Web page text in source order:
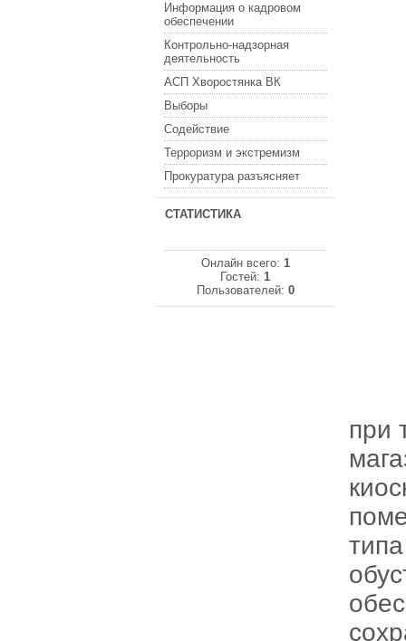
Информация о кадровом
обеспечении
Контрольно-надзорная
деятельность
АСП Хворостянка ВК
Выборы
Содействие
Терроризм и экстремизм
Прокуратура разъясняет
СТАТИСТИКА
Онлайн всего: 1
Гостей:1
Пользователей: 0
при